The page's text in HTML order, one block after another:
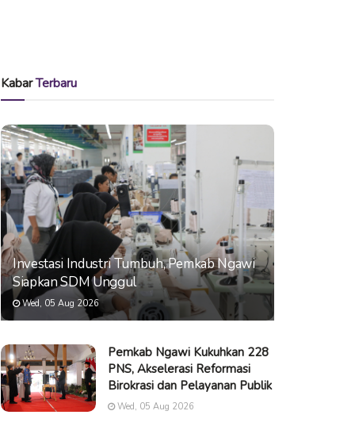
KabarTerbaru
Investasi Industri Tumbuh, Pemkab Ngawi
Siapkan SDM Unggul
Wed, 05 Aug 2026
Pemkab Ngawi Kukuhkan 228
PNS, Akselerasi Reformasi
Birokrasi dan Pelayanan Publik
Wed, 05 Aug 2026